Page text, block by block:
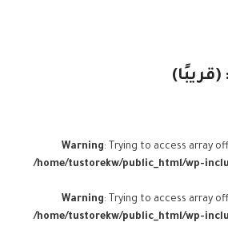
Warning: Trying to access array
/home/tustorekw/public_html/wp-
Warning: Trying to access array
/home/tustorekw/public_html/wp-